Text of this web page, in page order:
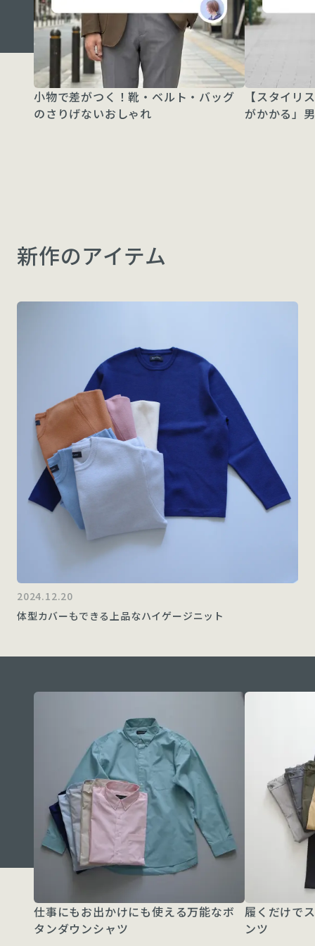
小物で差がつく！靴・ベルト・バッグ
のさりげないおしゃれ
【スタイリ
がかかる」
新作のアイテム
2024.12.20
体型カバーもできる上品なハイゲージニット
仕事にもお出かけにも使える万能なボ
タンダウンシャツ
履くだけで
ンツ